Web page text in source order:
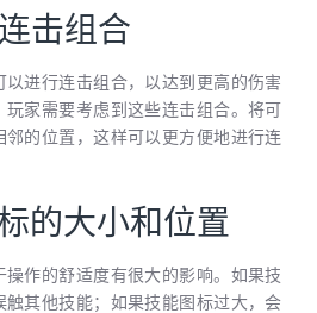
击组合
进行连击组合，以达到更高的伤害
家需要考虑到这些连击组合。将可
的位置，这样可以更方便地进行连
的大小和位置
作的舒适度有很大的影响。如果技
其他技能；如果技能图标过大，会